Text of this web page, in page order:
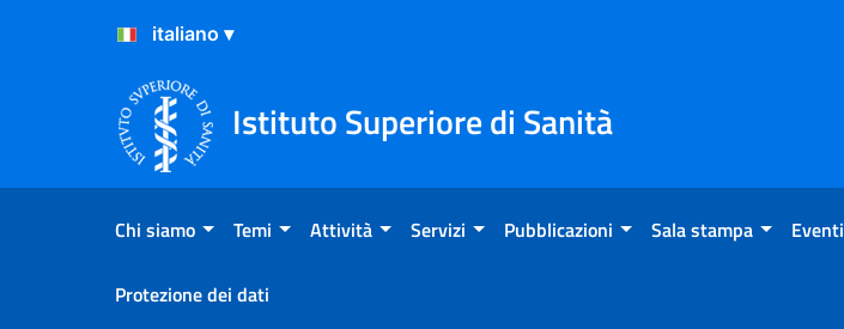
Salta al Contenuto
Salta al Footer
Istituto Superiore di Sanità
Chi siamo Temi Attività Servizi Pubblicazioni Sala stampa Eventi
Protezione dei dati